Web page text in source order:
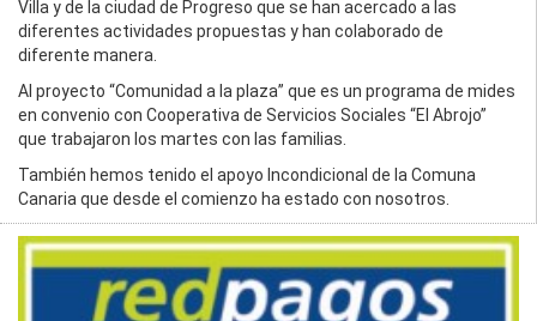
Villa y de la ciudad de Progreso que se han acercado a las
diferentes actividades propuestas y han colaborado de
diferente manera.
Al proyecto “Comunidad a la plaza” que es un programa de mides
en convenio con Cooperativa de Servicios Sociales “El Abrojo”
que trabajaron los martes con las familias.
También hemos tenido el apoyo Incondicional de la Comuna
Canaria que desde el comienzo ha estado con nosotros.